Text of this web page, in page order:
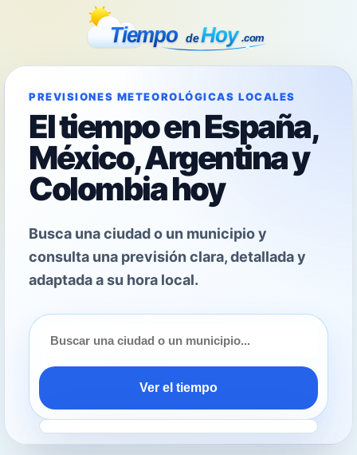
PREVISIONES METEOROLÓGICAS LOCALES
El tiempo en España,
México, Argentina y
Colombia hoy
Busca una ciudad o un municipio y
consulta una previsión clara, detallada y
adaptada a su hora local.
Ver el tiempo